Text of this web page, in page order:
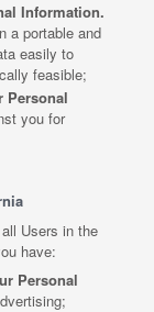
Information.
a portable and
easily to
feasible;
Personal
you for
Users in the
have:
Personal